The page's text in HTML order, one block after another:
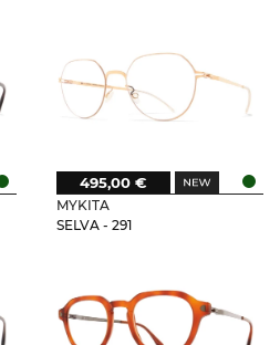
MYKITA
SELVA - 291
495,00 €